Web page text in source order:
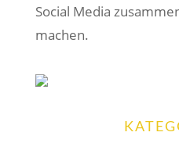
Social Media
machen.